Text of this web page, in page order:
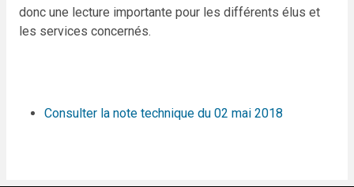
donc une lecture importante pour les différents élus et
les services concernés.
Consulter la note technique du 02 mai 2018